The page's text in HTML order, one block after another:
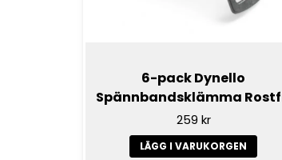
6-pack Dynello
Spännbandsklämma
259 kr
LÄGG I VARUKORGEN